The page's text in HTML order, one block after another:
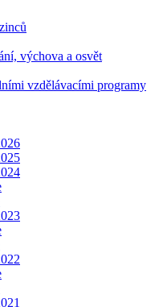
výchova a osvět
vzdělávacími programy